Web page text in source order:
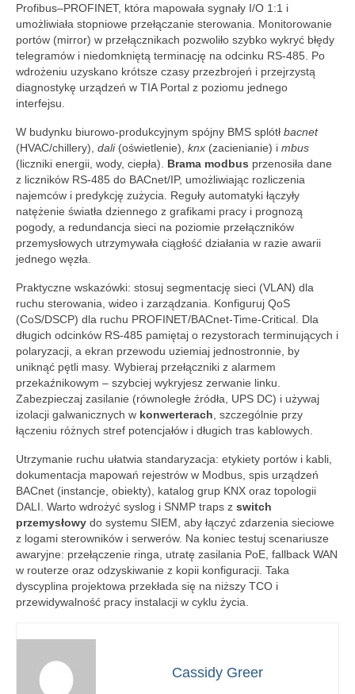
Profibus–PROFINET, która mapowała sygnały I/O 1:1 i
umożliwiała stopniowe przełączanie sterowania. Monitorowanie
portów (mirror) w przełącznikach pozwoliło szybko wykryć błędy
telegramów i niedomkniętą terminację na odcinku RS-485. Po
wdrożeniu uzyskano krótsze czasy przezbrojeń i przejrzystą
diagnostykę urządzeń w TIA Portal z poziomu jednego
interfejsu.
W budynku biurowo‑produkcyjnym spójny BMS splótł bacnet
(HVAC/chillery), dali(oświetlenie), knx (zacienianie) i mbus
(liczniki energii, wody, ciepła). Brama modbus przenosiła dane
z liczników RS‑485 do BACnet/IP, umożliwiając rozliczenia
najemców i predykcję zużycia. Reguły automatyki łączyły
natężenie światła dziennego z grafikami pracy i prognozą
pogody, a redundancja sieci na poziomie przełączników
przemysłowych utrzymywała ciągłość działania w razie awarii
jednego węzła.
Praktyczne wskazówki: stosuj segmentację sieci (VLAN) dla
ruchu sterowania, wideo i zarządzania. Konfiguruj QoS
(CoS/DSCP) dla ruchu PROFINET/BACnet‑Time‑Critical. Dla
długich odcinków RS‑485 pamiętaj o rezystorach terminujących i
polaryzacji, a ekran przewodu uziemiaj jednostronnie, by
uniknąć pętli masy. Wybieraj przełączniki z alarmem
przekaźnikowym – szybciej wykryjesz zerwanie linku.
Zabezpieczaj zasilanie (równoległe źródła, UPS DC) i używaj
izolacji galwanicznych w konwerterach, szczególnie przy
łączeniu różnych stref potencjałów i długich tras kablowych.
Utrzymanie ruchu ułatwia standaryzacja: etykiety portów i kabli,
dokumentacja mapowań rejestrów w Modbus, spis urządzeń
BACnet (instancje, obiekty), katalog grup KNX oraz topologii
DALI. Warto wdrożyć syslog i SNMP traps z switch
przemysłowy do systemu SIEM, aby łączyć zdarzenia sieciowe
z logami sterowników i serwerów. Na koniec testuj scenariusze
awaryjne: przełączenie ringa, utratę zasilania PoE, fallback WAN
w routerze oraz odzyskiwanie z kopii konfiguracji. Taka
dyscyplina projektowa przekłada się na niższy TCO i
przewidywalność pracy instalacji w cyklu życia.
Cassidy Greer